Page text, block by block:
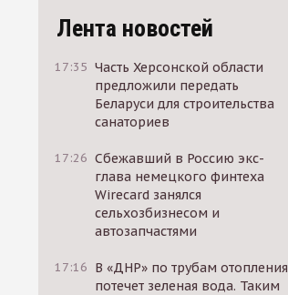
Лента новостей
17:35 Часть Херсонской области
предложили передать
Беларуси для строительства
санаториев
17:26 Сбежавший в Россию экс-
глава немецкого финтеха
Wirecard занялся
сельхозбизнесом и
автозапчастями
17:16 В «ДНР» по трубам отопления
потечет зеленая вода. Таким